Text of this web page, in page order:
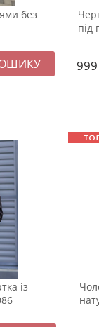
без
під
999
із